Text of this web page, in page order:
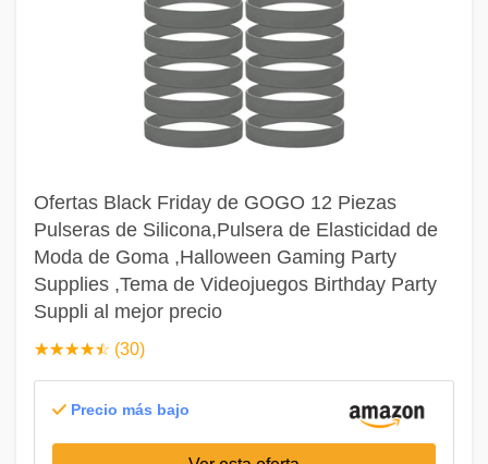
Ofertas Black Friday de GOGO 12 Piezas
Pulseras de Silicona,Pulsera de Elasticidad de
Moda de Goma ,Halloween Gaming Party
Supplies ,Tema de Videojuegos Birthday Party
Suppli al mejor precio
☆☆☆☆☆
★★★★★ (30)
Precio más bajo